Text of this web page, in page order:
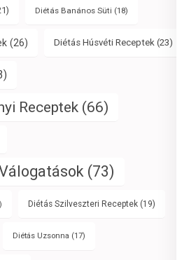
Diétás Banános Süti (18)
(26) Diétás Húsvéti Receptek (23)
Receptek (66)
(73)
Diétás Szilveszteri Receptek (19)
Diétás Uzsonna (17)